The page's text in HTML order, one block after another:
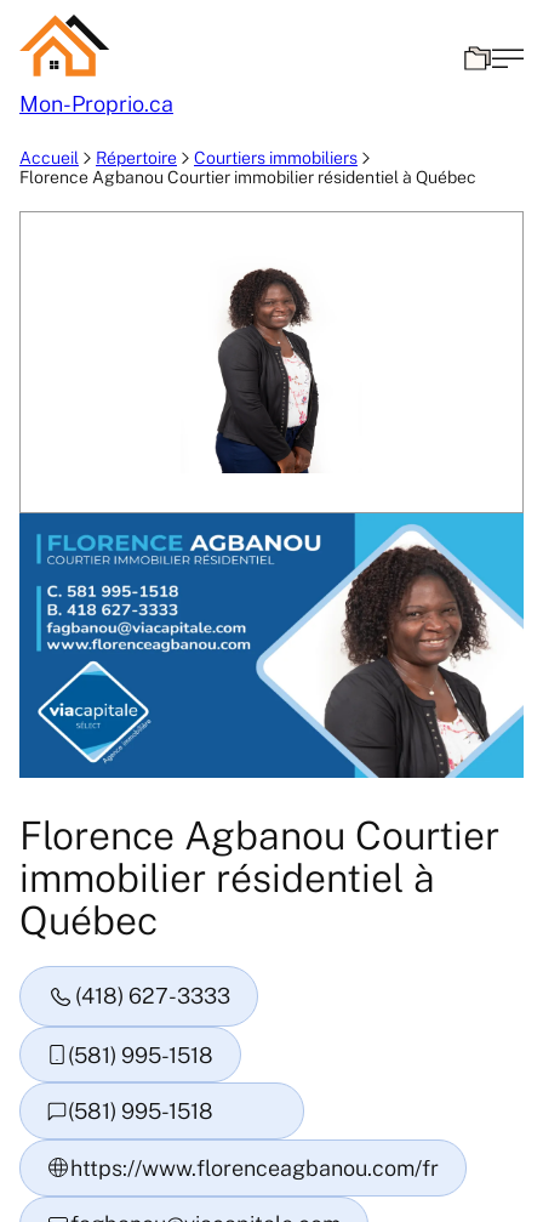
Mon-Proprio.ca
Accueil Répertoire
Courtiers immobiliers
Florence Agbanou Courtier immobilier résidentiel à Québec
Florence Agbanou Courtier
immobilier résidentiel à
Québec